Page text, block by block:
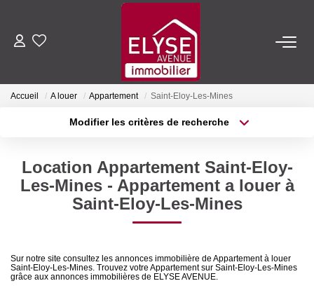
ACHETER
FAIRE GÉRER
Qui Sommes-Nous
Accueil A louer Appartement Saint-Eloy-Les-Mines
Modifier les critères de recherche
Sélectionnez...
Type de bien
Surface min
Location Appartement Saint-Eloy-
Les-Mines - Appartement a louer à
Saint-Eloy-Les-Mines
Sur notre site consultez les annonces immobilière de Appartement à louer
Saint-Eloy-Les-Mines. Trouvez votre Appartement sur Saint-Eloy-Les-Mines
grâce aux annonces immobilières de ELYSE AVENUE.